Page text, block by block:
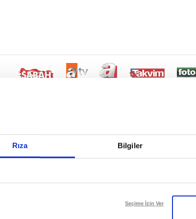
Rıza Bilgiler
Reddet
Seçime İzin Ver